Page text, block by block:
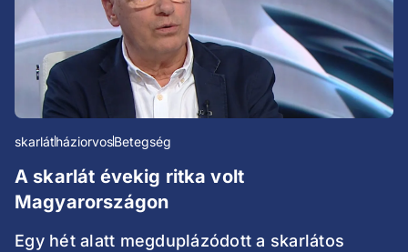
skarlátháziorvosBetegség
A skarlát évekig ritka volt
Magyarországon
Egy hét alatt megduplázódott a skarlátos